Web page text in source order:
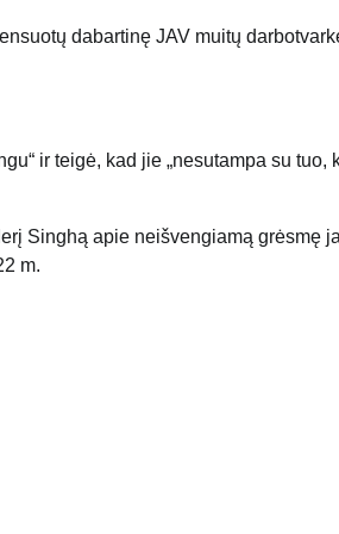
dabartinę JAV muitų
ir teigė, kad jie „nesutampa su tuo,
Singhą apie neišvengiamą grėsmę
m.